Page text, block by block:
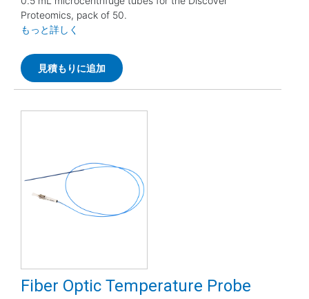
Proteomics, pack of 50.
もっと詳しく
見積もりに追加
Fiber Optic Temperature Probe